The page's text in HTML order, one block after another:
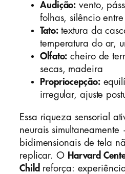
Audição: vento,
folhas, silêncio entre
Tato:textura da
temperatura do ar,
Olfato: cheiro de
secas, madeira
Propriocepção:
irregular, ajuste
Essa riqueza sensorial
neurais
bidimensionais de tela
replicar. O Harvard
Child reforça: